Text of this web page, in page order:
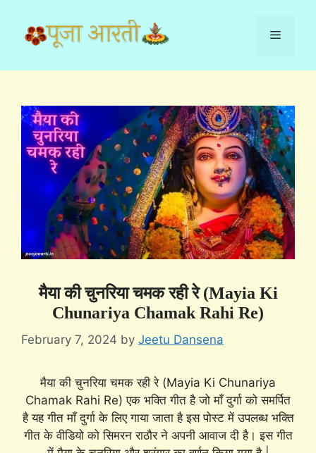
content
Menu
मैया की चुनरिया चमक रही रे (Mayia Ki
Chunariya Chamak Rahi Re)
February 7, 2024 by Jeetu Dansena
मैया की चुनरिया चमक रही रे (Mayia Ki Chunariya
Chamak Rahi Re) एक भक्ति गीत है जो माँ दुर्गा को समर्पित
है यह गीत माँ दुर्गा के लिए गाया जाता है इस पोस्ट में उपलब्ध भक्ति
गीत के वीडियो को सिमरन राठौर ने अपनी आवाज दी है। इस गीत